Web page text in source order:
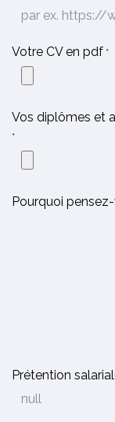
Votre CV en pdf *
Vos diplômes et
*
Pourquoi
Prétention